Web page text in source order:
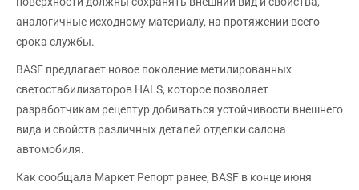
аналогичные исходному материалу, на протяжении всего
срока службы.
BASF предлагает новое поколение метилированных
светостабилизаторов HALS, которое позволяет
разработчикам рецептур добиваться устойчивости внешнего
вида и свойств различных деталей отделки салона
автомобиля.
Как сообщала Маркет Репорт ранее, BASF в конце июня